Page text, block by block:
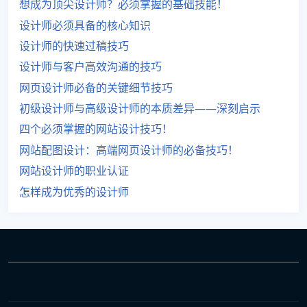
想成为顶尖设计师？必须掌握的基础技能！
设计师必须具备的核心知识
设计师的快速过稿技巧
设计师与客户高效沟通的技巧
网页设计师必备的关键细节技巧
初级设计师与高级设计师的本质差异——深刻启示
四个必须掌握的网站设计技巧！
网站配图设计：高端网页设计师的必备技巧！
网站设计师的职业认证
怎样成为优秀的设计师